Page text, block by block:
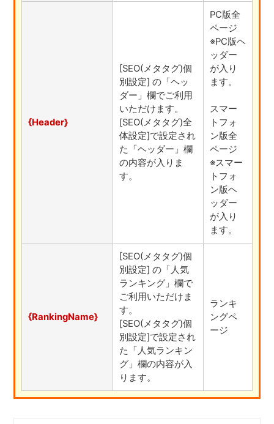
{Header}
[SEO(メタタグ)個
別設定] の「ヘッ
ダー」欄でご利用
いただけます。
[SEO(メタタグ)全
体設定]で設定され
た「ヘッダー」欄
の内容が入りま
す。
PC版全
ページ
※PC版ヘ
ッダー
が入り
ます。
スマー
トフォ
ン版全
ページ
※スマー
トフォ
ン版ヘ
ッダー
が入り
ます。
{RankingName}
[SEO(メタタグ)個
別設定] の「人気
ランキング」欄で
ご利用いただけま
す。
[SEO(メタタグ)個
別設定]で設定され
た「人気ランキン
グ」欄の内容が入
ります。
ランキ
ングペ
ージ